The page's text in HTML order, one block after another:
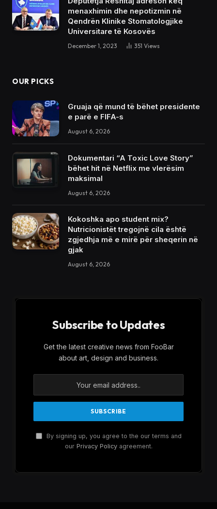
menaxhimin dhe nepotizmin në
Qendrën Klinike Stomatologjike
Universitare të Kosovës
December 1, 2023 351 Views
OUR PICKS
Gruaja që mund të bëhet presidente
e parë e FIFA-s
August 6, 2026
Dokumentari “A Toxic Love Story”
bëhet hit në Netflix me vlerësim
maksimal
August 6, 2026
Kokoshka apo student mix?
Nutricionistët tregojnë cila është
zgjedhja më e mirë për sheqerin në
gjak
August 6, 2026
Subscribe to Updates
Get the latest creative news from FooBar
about art, design and business.
By signing up, you agree to the our terms and
our Privacy Policyagreement.